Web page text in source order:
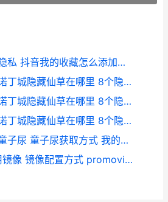
抖音收藏如何配置隐私 抖音我的收藏怎么添加音乐
斗罗大陆猎魂世界诺丁城隐藏仙草在哪里 8个隐藏仙草位置概括 斗罗大陆猎魂世界阵容推荐
斗罗大陆猎魂世界诺丁城隐藏仙草在哪里 8个隐藏仙草位置概括 斗罗大陆猎魂世界诺丁城仙草位置
斗罗大陆猎魂世界诺丁城隐藏仙草在哪里 8个隐藏仙草位置概括 斗罗大陆猎魂世界凝影位置
我的侠客如何获取童子尿 童子尿获取方式 我的侠客如何获得剑法
promovie如何运用镜像 镜像配置方式 promovie使用技巧